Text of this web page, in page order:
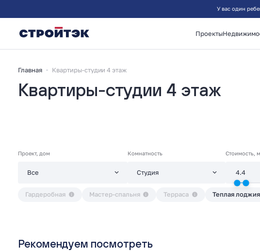
У вас один
Проекты
Главная Квартиры-студии 4 этаж
Квартиры-студии 4 этаж
Проект, дом Комнатность Стоимость,
Гардеробная Мастер-спальня Терраса Теплая лоджия
Рекомендуем посмотреть